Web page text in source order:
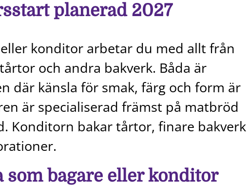
planerad 2027
konditor arbetar du med allt från
och andra bakverk. Båda är
där känsla för smak, färg och form är
är specialiserad främst på matbröd
Konditorn bakar tårtor, finare bakverk
som bagare eller konditor